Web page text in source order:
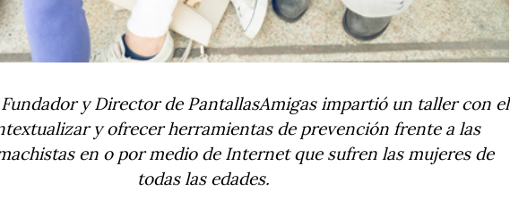
y Director de PantallasAmigas impartió un taller con el
y ofrecer herramientas de prevención frente a las
en o por medio de Internet que sufren las mujeres de
todas las edades.